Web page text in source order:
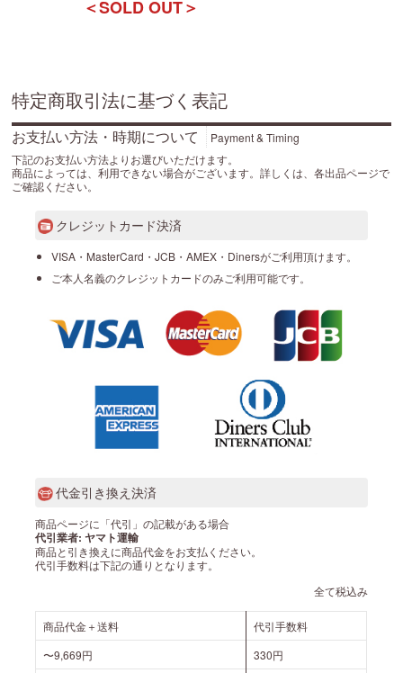
＜SOLD OUT＞
特定商取引法に基づく表記
お支払い方法・時期について
Payment & Timing
下記のお支払い方法よりお選びいただけます。
商品によっては、利用できない場合がございます。詳しくは、各出品ページで
ご確認ください。
クレジットカード決済
VISA・MasterCard・JCB・AMEX・Dinersがご利用頂けます。
ご本人名義のクレジットカードのみご利用可能です。
代金引き換え決済
商品ページに「代引」の記載がある場合
代引業者: ヤマト運輸
商品と引き換えに商品代金をお支払ください。
代引手数料は下記の通りとなります。
全て税込み
商品代金＋送料
代引手数料
〜9,669円
330円